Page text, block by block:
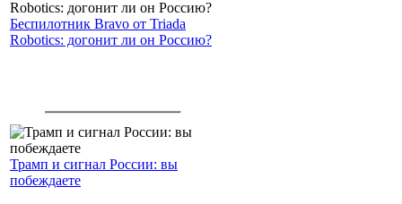
Беспилотник Bravo от Triada
Robotics: догонит ли он Россию?
Трамп и сигнал России: вы
побеждаете